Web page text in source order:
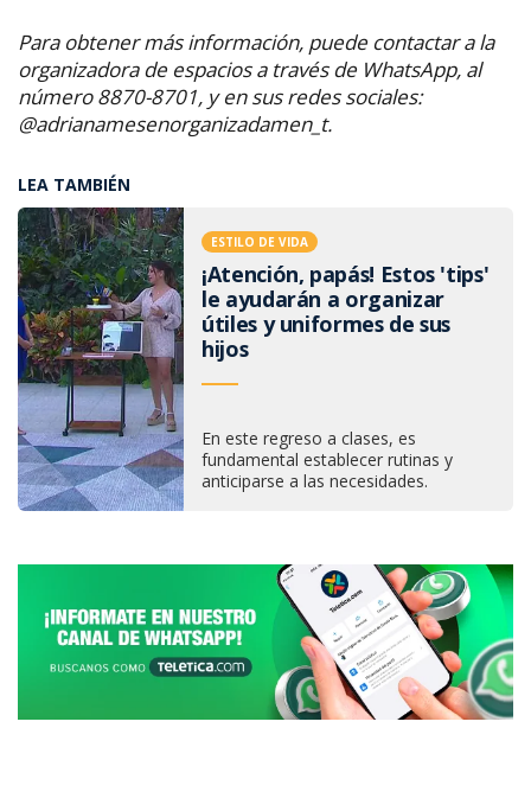
Para obtener más información, puede contactar a la
organizadora de espacios a través de WhatsApp, al
número 8870-8701, y en sus redes sociales:
@adrianamesenorganizadamen_t.
LEA TAMBIÉN
ESTILO DE VIDA
¡Atención, papás! Estos 'tips'
le ayudarán a organizar
útiles y uniformes de sus
hijos
En este regreso a clases, es
fundamental establecer rutinas y
anticiparse a las necesidades.